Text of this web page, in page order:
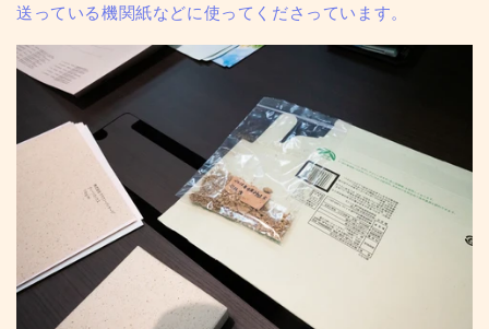
送っている機関紙などに使ってくださっています。